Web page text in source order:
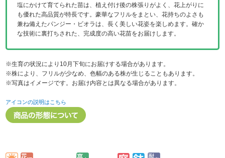
塩にかけて育てられた苗は、植え付け後の株張りがよく、花上がりに
も優れた高品質が特長です。豪華なフリルをまとい、花持ちのよさも
兼ね備えたパンジー・ビオラは、長く美しい花姿を楽しめます。確か
な技術に裏打ちされた、完成度の高い花苗をお届けします。
※生育の状況により10月下旬にお届けする場合があります。
※株により、フリルが少なめ、色幅のある株が生じることもあります。
※写真はイメージです。お届け内容とは異なる場合があります。
アイコンの説明はこちら